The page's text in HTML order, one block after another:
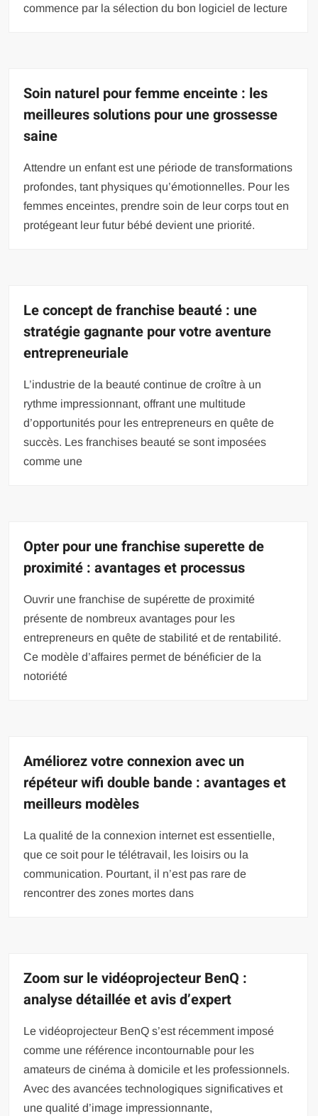
commence par la sélection du bon logiciel de lecture
Soin naturel pour femme enceinte : les
meilleures solutions pour une grossesse
saine
Attendre un enfant est une période de transformations
profondes, tant physiques qu’émotionnelles. Pour les
femmes enceintes, prendre soin de leur corps tout en
protégeant leur futur bébé devient une priorité.
Le concept de franchise beauté : une
stratégie gagnante pour votre aventure
entrepreneuriale
L’industrie de la beauté continue de croître à un
rythme impressionnant, offrant une multitude
d’opportunités pour les entrepreneurs en quête de
succès. Les franchises beauté se sont imposées
comme une
Opter pour une franchise superette de
proximité : avantages et processus
Ouvrir une franchise de supérette de proximité
présente de nombreux avantages pour les
entrepreneurs en quête de stabilité et de rentabilité.
Ce modèle d’affaires permet de bénéficier de la
notoriété
Améliorez votre connexion avec un
répéteur wifi double bande : avantages et
meilleurs modèles
La qualité de la connexion internet est essentielle,
que ce soit pour le télétravail, les loisirs ou la
communication. Pourtant, il n’est pas rare de
rencontrer des zones mortes dans
Zoom sur le vidéoprojecteur BenQ :
analyse détaillée et avis d’expert
Le vidéoprojecteur BenQ s’est récemment imposé
comme une référence incontournable pour les
amateurs de cinéma à domicile et les professionnels.
Avec des avancées technologiques significatives et
une qualité d’image impressionnante,